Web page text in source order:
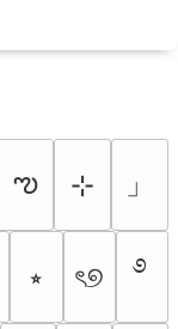
ఌ ⊹ 」
⭒ ৎ୭ ࿔